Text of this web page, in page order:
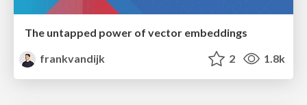
The untapped power of vector embeddings
frankvandijk
2 1.8k